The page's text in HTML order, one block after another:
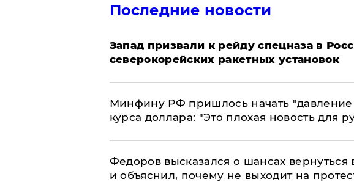
Последние новости
Запад призвали к рейду спецназа в
северокорейских ракетных установок
Минфину РФ пришлось начать "давление
курса доллара: "Это плохая новость для
Федоров высказался о шансах
и объяснил, почему не выходит на